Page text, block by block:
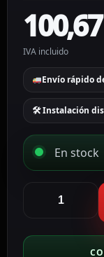
100,67
IVA incluido
Envío rápido
🛠 Instalación
En stock
Cargador
3